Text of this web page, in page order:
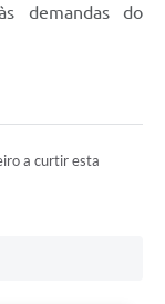
demandas do
a curtir esta